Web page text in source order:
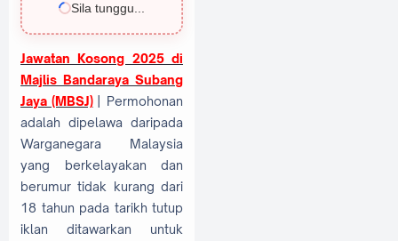
Sila tunggu...
Jawatan Kosong 2025 di
Majlis Bandaraya Subang
Jaya (MBSJ)| Permohonan
adalah dipelawa daripada
Warganegara Malaysia
yang berkelayakan dan
berumur tidak kurang dari
18 tahun pada tarikh tutup
iklan ditawarkan untuk